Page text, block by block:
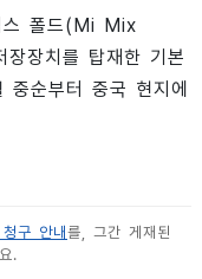
폴드(Mi Mix
장치를 탑재한 기본
순부터 중국 현지에
구 안내 를, 그간 게재된
.